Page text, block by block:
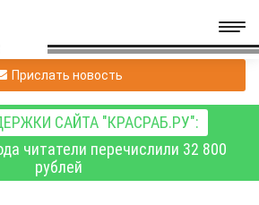
Прислать новость
САЙТА "КРАСРАБ.РУ":
читатели перечислили 32 800
рублей